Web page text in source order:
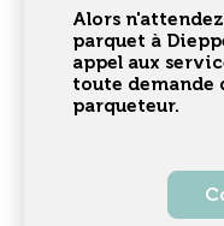
Alors
parquet à
appel aux
toute
parqueteur.